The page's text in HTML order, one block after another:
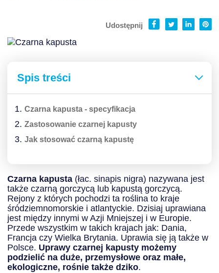
Udostępnij
Spis treści
Czarna kapusta - specyfikacja
Zastosowanie czarnej kapusty
Jak stosować czarną kapustę
Czarna kapusta (łac. sinapis nigra) nazywana jest
także czarną gorczycą lub kapustą gorczycą.
Rejony z których pochodzi ta roślina to kraje
śródziemnomorskie i atlantyckie. Dzisiaj uprawiana
jest między innymi w Azji Mniejszej i w Europie.
Przede wszystkim w takich krajach jak: Dania,
Francja czy Wielka Brytania. Uprawia się ją także w
Polsce. Uprawy czarnej kapusty możemy
podzielić na duże, przemysłowe oraz małe,
ekologiczne, rośnie także dziko.